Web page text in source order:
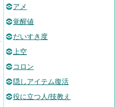
アメ
覚醒値
だいすき度
上空
コロン
隠しアイテム復活
役に立つ人/技教え